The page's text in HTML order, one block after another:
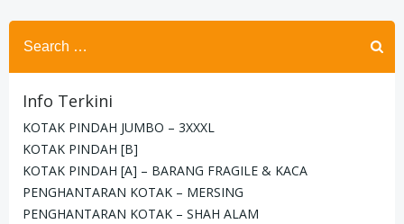
Search
for:
Info Terkini
KOTAK PINDAH JUMBO – 3XXXL
KOTAK PINDAH [B]
KOTAK PINDAH [A] – BARANG FRAGILE & KACA
PENGHANTARAN KOTAK – MERSING
PENGHANTARAN KOTAK – SHAH ALAM